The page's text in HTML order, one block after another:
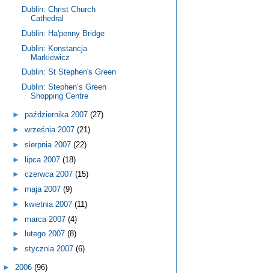
Dublin: Christ Church
Cathedral
Dublin: Ha'penny Bridge
Dublin: Konstancja
Markiewicz
Dublin: St Stephen's Green
Dublin: Stephen’s Green
Shopping Centre
► października 2007 (27)
► września 2007 (21)
► sierpnia 2007 (22)
► lipca 2007 (18)
► czerwca 2007 (15)
► maja 2007 (9)
►
kwietnia 2007 (11)
► marca 2007 (4)
►
lutego 2007 (8)
► stycznia 2007 (6)
► 2006 (96)